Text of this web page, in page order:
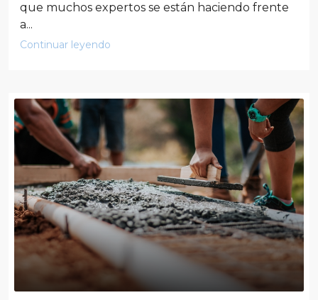
que muchos expertos se están haciendo frente
a...
Continuar leyendo